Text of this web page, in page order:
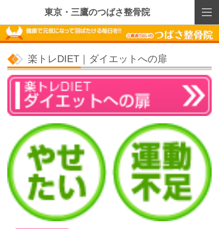
東京・三鷹のつばさ整骨院
楽トレDIET｜ダイエットへの扉